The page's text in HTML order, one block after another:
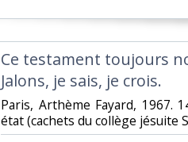
‎Ce testament toujours
Jalons, je sais, je crois.‎
‎Paris, Arthème Fayard, 1967.
état (cachets du collège jésuite